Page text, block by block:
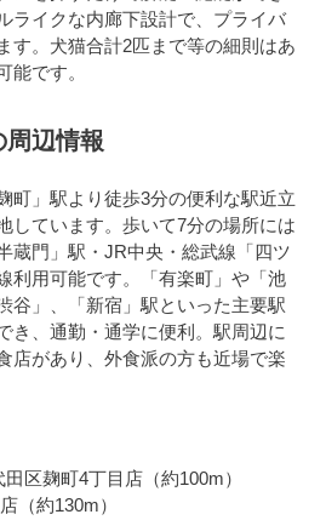
ライクな内廊下設計で、プライバ
す。犬猫合計2匹まで等の細則はあ
能です。
周辺情報
町」駅より徒歩3分の便利な駅近立
しています。歩いて7分の場所には
蔵門」駅・JR中央・総武線「四ツ
利用可能です。「有楽町」や「池
谷」、「新宿」駅といった主要駅
き、通勤・通学に便利。駅周辺に
店があり、外食派の方も近場で楽
区麹町4丁目店（約100m）
（約130m）